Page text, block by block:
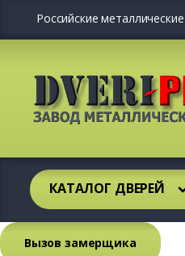
Российские
КАТАЛОГ ДВЕРЕЙ
Вызов замерщика